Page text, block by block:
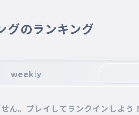
グのランキング
weekly
ん。プレイしてランクインしよう！